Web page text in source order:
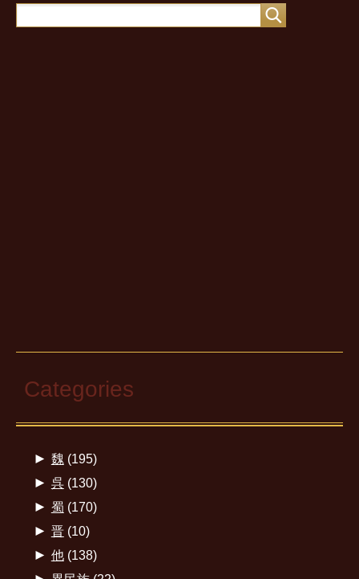
Categories
► 魏 (195)
► 呉(130)
► 蜀 (170)
► 晋(10)
► 他(138)